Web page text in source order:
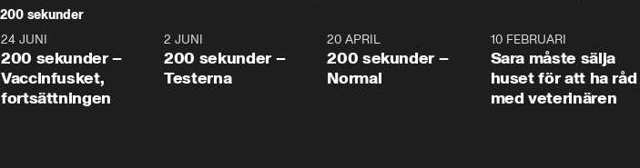
200 sekunder
5:00
24 JUNI
200 sekunder –
Vaccinfusket,
fortsättningen
4:23
2 JUNI
200 sekunder –
Testerna
20 APRIL
200 sekunder –
Normal
10 FEBRUARI
Sara måste sälja
huset för att ha råd
med veterinären